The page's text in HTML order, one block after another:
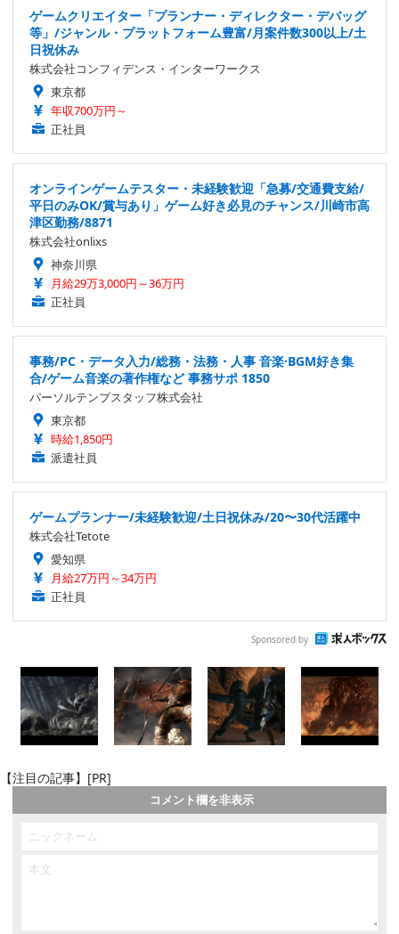
ゲームクリエイター「プランナー・ディレクター・デバッグ
等」/ジャンル・プラットフォーム豊富/月案件数300以上/土
日祝休み
株式会社コンフィデンス・インターワークス
東京都
年収700万円～
正社員
オンラインゲームテスター・未経験歓迎「急募/交通費支給/
平日のみOK/賞与あり」ゲーム好き必見のチャンス/川崎市高
津区勤務/8871
株式会社onlixs
神奈川県
月給29万3,000円～36万円
正社員
事務/PC・データ入力/総務・法務・人事 音楽·BGM好き集
合/ゲーム音楽の著作権など 事務サポ 1850
パーソルテンプスタッフ株式会社
東京都
時給1,850円
派遣社員
ゲームプランナー/未経験歓迎/土日祝休み/20〜30代活躍中
株式会社Tetote
愛知県
月給27万円～34万円
正社員
Sponsored by
【注目の記事】[PR]
コメント欄を非表示